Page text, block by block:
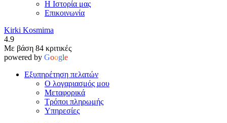
Η Ιστορία μας
Επικοινωνία
Kirki Kosmima
4.9
Με βάση 84 κριτικές
powered by Google
Εξυπηρέτηση πελατών
Ο λογαριασμός μου
Μεταφορικά
Τρόποι πληρωμής
Υπηρεσίες